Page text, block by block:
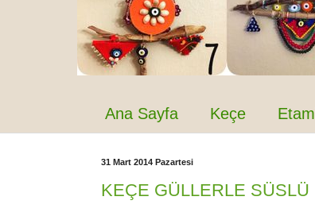
Ana Sayfa Keçe
31 Mart 2014 Pazartesi
KEÇE GÜLLERLE